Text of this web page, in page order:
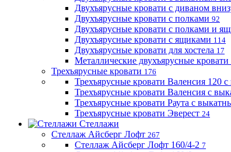
Двухъярусные кровати с диваном
Двухъярусные кровати с полками 92
Двухъярусные кровати с полками и
Двухъярусные кровати с ящиками 114
Двухъярусные кровати для хостела 17
Металлические двухъярусные кровати
Трехъярусные кровати 176
Трехъярусные кровати Валенсия 120
Трехъярусные кровати Валенсия с
Трехъярусные кровати Раута с
Трехъярусные кровати Эверест 24
Стеллажи
Стеллаж Айсберг Лофт 267
Стеллаж Айсберг Лофт 160/4-2 7